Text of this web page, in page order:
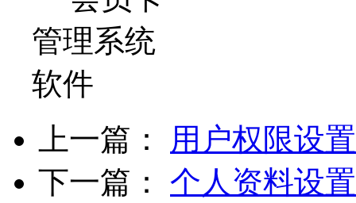
上一篇： 用户权限设置
下一篇： 个人资料设置